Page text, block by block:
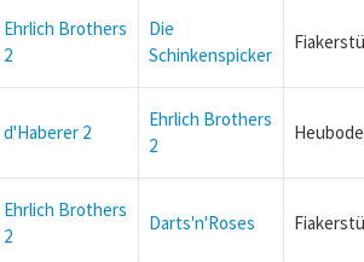
Ehrlich Brothers
2
Die
Schinkenspicker
d'Haberer 2
Ehrlich Brothers
2
Ehrlich Brothers
2
Darts'n'Roses